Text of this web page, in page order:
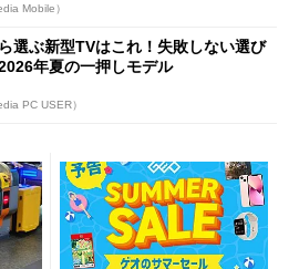
Mobile）
選ぶ新型TVはこれ！失敗しない選び
年夏の一押しモデル
PC USER）